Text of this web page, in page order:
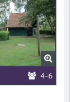
4-6